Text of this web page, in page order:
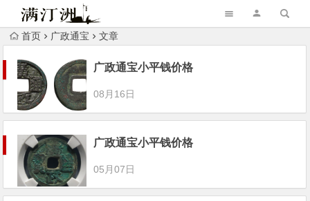
首页 广政通宝 文章
广政通宝小平钱价格
08月16日
广政通宝小平钱价格
05月07日